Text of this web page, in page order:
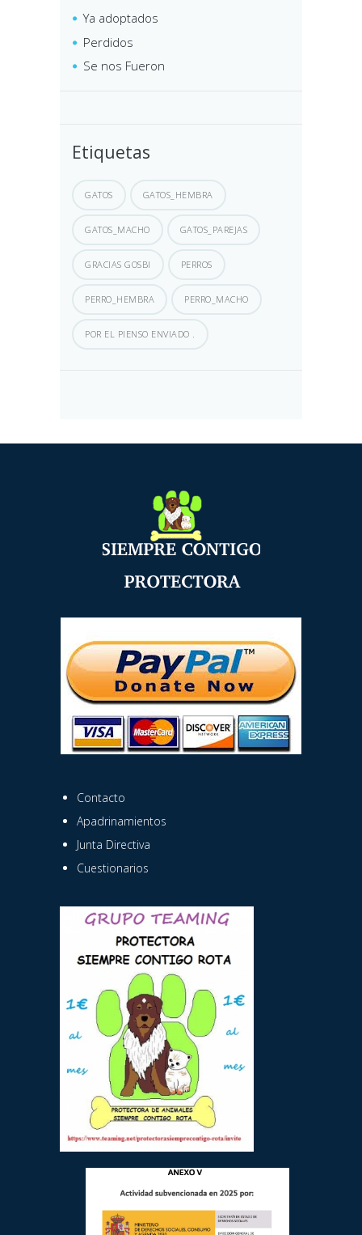
Ya adoptados
Perdidos
Se nos Fueron
Etiquetas
GATOS GATOS_HEMBRA
GATOS_MACHO GATOS_PAREJAS
GRACIAS GOSBI PERROS
PERRO_HEMBRA PERRO_MACHO
POR EL PIENSO ENVIADO .
Contacto
Apadrinamientos
Junta Directiva
Cuestionarios